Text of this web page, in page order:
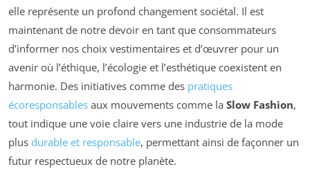
elle représente un profond changement sociétal. Il est
maintenant de notre devoir en tant que consommateurs
d’informer nos choix vestimentaires et d’œuvrer pour un
avenir où l’éthique, l’écologie et l’esthétique coexistent en
harmonie. Des initiatives comme des pratiques
écoresponsables aux mouvements comme la Slow Fashion,
tout indique une voie claire vers une industrie de la mode
plus durable et responsable, permettant ainsi de façonner un
futur respectueux de notre planète.